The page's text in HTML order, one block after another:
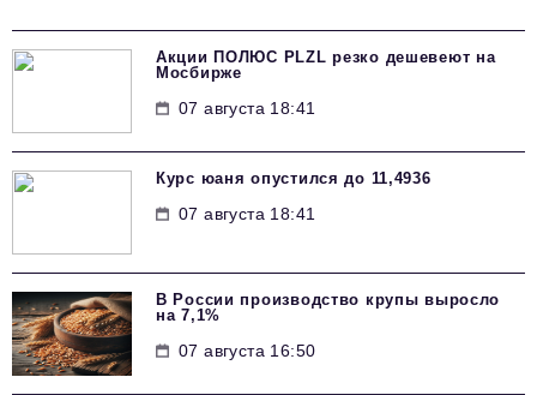
Акции ПОЛЮС PLZL резко дешевеют на
Мосбирже
07 августа 18:41
Курс юаня опустился до 11,4936
07 августа 18:41
В России производство крупы выросло
на 7,1%
07 августа 16:50